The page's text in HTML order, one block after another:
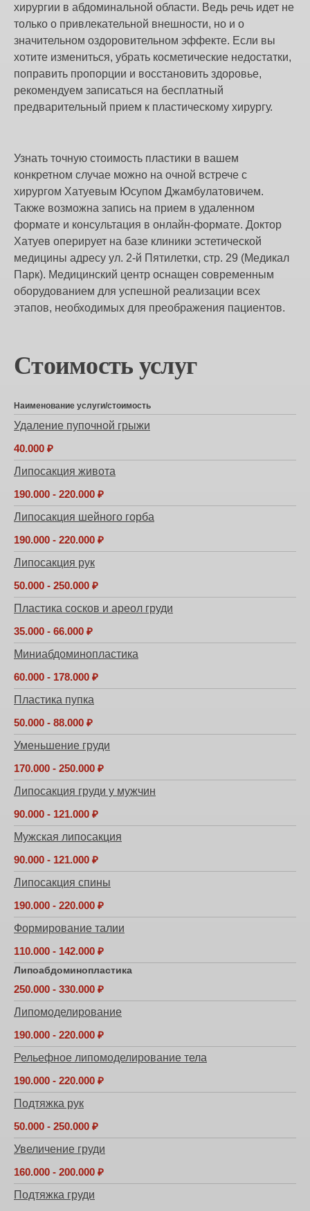
хирургии в абдоминальной области. Ведь речь идет не
только о привлекательной внешности, но и о
значительном оздоровительном эффекте. Если вы
хотите измениться, убрать косметические недостатки,
поправить пропорции и восстановить здоровье,
рекомендуем записаться на бесплатный
предварительный прием к пластическому хирургу.
Узнать точную стоимость пластики в вашем
конкретном случае можно на очной встрече с
хирургом Хатуевым Юсупом Джамбулатовичем.
Также возможна запись на прием в удаленном
формате и консультация в онлайн-формате. Доктор
Хатуев оперирует на базе клиники эстетической
медицины адресу ул. 2-й Пятилетки, стр. 29 (Медикал
Парк). Медицинский центр оснащен современным
оборудованием для успешной реализации всех
этапов, необходимых для преображения пациентов.
Стоимость услуг
Наименование услуги стоимость
Удаление пупочной грыжи
40.000 ₽
Липосакция живота
190.000 - 220.000 ₽
Липосакция шейного горба
190.000 - 220.000 ₽
Липосакция рук
50.000 - 250.000 ₽
Пластика сосков и ареол груди
35.000 - 66.000 ₽
Миниабдоминопластика
60.000 - 178.000 ₽
Пластика пупка
50.000 - 88.000 ₽
Уменьшение груди
170.000 - 250.000 ₽
Липосакция груди у мужчин
90.000 - 121.000 ₽
Мужская липосакция
90.000 - 121.000 ₽
Липосакция спины
190.000 - 220.000 ₽
Формирование талии
110.000 - 142.000 ₽
Липоабдоминопластика
250.000 - 330.000 ₽
Липомоделирование
190.000 - 220.000 ₽
Рельефное липомоделирование тела
190.000 - 220.000 ₽
Подтяжка рук
50.000 - 250.000 ₽
Увеличение груди
160.000 - 200.000 ₽
Подтяжка груди